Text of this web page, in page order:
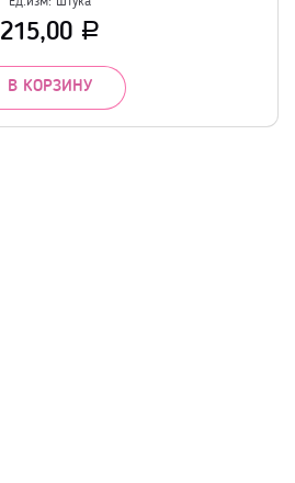
215,00 Р
В КОРЗИНУ